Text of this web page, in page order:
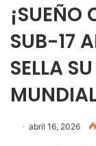
¡SUEÑO
SUB-17
SELLA
abril 16, 2026